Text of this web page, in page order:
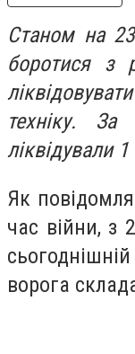
Станом на
боротися з
техніку. За
ліквідували
Як
час війни, з
ворога